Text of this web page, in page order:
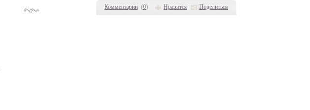
Комментарии (0) Нравится Поделиться